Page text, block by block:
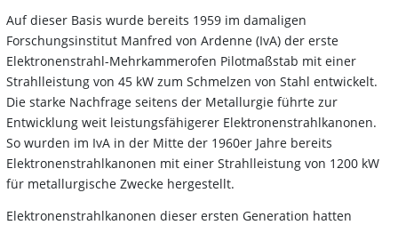
Auf dieser Basis wurde bereits 1959 im damaligen
Forschungsinstitut Manfred von Ardenne (IvA) der erste
Elektronenstrahl-Mehrkammerofen Pilotmaßstab mit einer
Strahlleistung von 45 kW zum Schmelzen von Stahl entwickelt.
Die starke Nachfrage seitens der Metallurgie führte zur
Entwicklung weit leistungsfähigerer Elektronenstrahlkanonen.
So wurden im IvA in der Mitte der 1960er Jahre bereits
Elektronenstrahlkanonen mit einer Strahlleistung von 1200 kW
für metallurgische Zwecke hergestellt.
Elektronenstrahlkanonen dieser ersten Generation hatten